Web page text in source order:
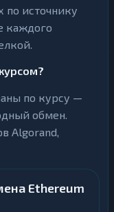
по источнику
каждого
по курсу —
обмен.
Algorand,
Ethereum